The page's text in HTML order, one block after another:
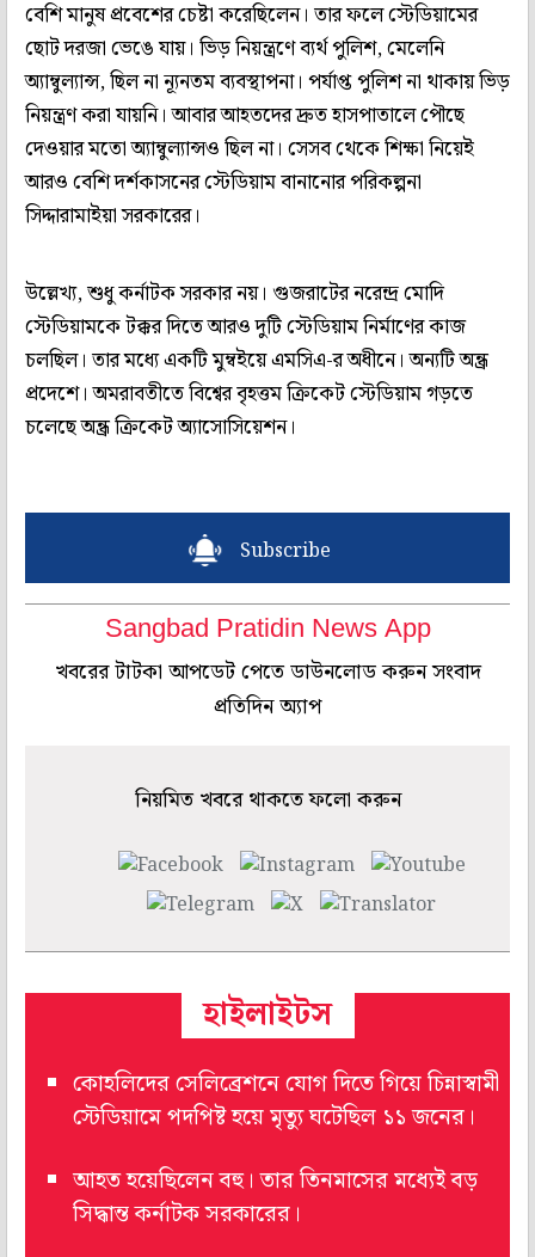
বেশি মানুষ প্রবেশের চেষ্টা করেছিলেন। তার ফলে স্টেডিয়ামের
ছোট দরজা ভেঙে যায়। ভিড় নিয়ন্ত্রণে ব্যর্থ পুলিশ, মেলেনি
অ্যাম্বুল্যান্স, ছিল না ন্যূনতম ব্যবস্থাপনা। পর্যাপ্ত পুলিশ না থাকায় ভিড়
নিয়ন্ত্রণ করা যায়নি। আবার আহতদের দ্রুত হাসপাতালে পৌছে
দেওয়ার মতো অ্যাম্বুল্যান্সও ছিল না। সেসব থেকে শিক্ষা নিয়েই
আরও বেশি দর্শকাসনের স্টেডিয়াম বানানোর পরিকল্পনা
সিদ্দারামাইয়া সরকারের।
উল্লেখ্য, শুধু কর্নাটক সরকার নয়। গুজরাটের নরেন্দ্র মোদি
স্টেডিয়ামকে টক্কর দিতে আরও দুটি স্টেডিয়াম নির্মাণের কাজ
চলছিল। তার মধ্যে একটি মুম্বইয়ে এমসিএ-র অধীনে। অন্যটি অন্ধ্র
প্রদেশে। অমরাবতীতে বিশ্বের বৃহত্তম ক্রিকেট স্টেডিয়াম গড়তে
চলেছে অন্ধ্র ক্রিকেট অ্যাসোসিয়েশন।
Subscribe
Sangbad Pratidin News App
খবরের টাটকা আপডেট পেতে ডাউনলোড করুন সংবাদ
প্রতিদিন অ্যাপ
নিয়মিত খবরে থাকতে ফলো করুন
হাইলাইটস
কোহলিদের সেলিব্রেশনে যোগ দিতে গিয়ে চিন্নাস্বামী
স্টেডিয়ামে পদপিষ্ট হয়ে মৃত্যু ঘটেছিল ১১ জনের।
আহত হয়েছিলেন বহু। তার তিনমাসের মধ্যেই বড়
সিদ্ধান্ত কর্নাটক সরকারের।